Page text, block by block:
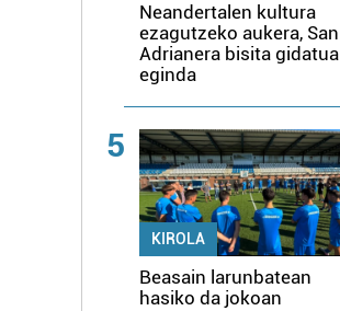
Neandertalen kultura
ezagutzeko aukera, San
Adrianera bisita gidatua
eginda
5
KIROLA
Beasain larunbatean
hasiko da jokoan